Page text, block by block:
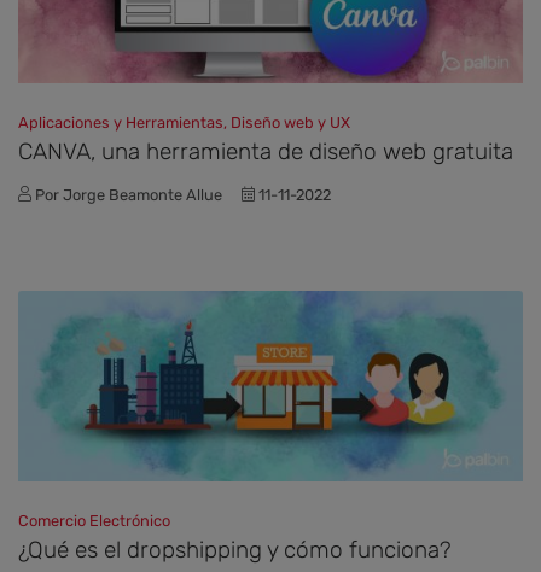
Aplicaciones y Herramientas, Diseño web y UX
CANVA, una herramienta de diseño web gratuita
Por Jorge Beamonte Allue 11-11-2022
Comercio Electrónico
¿Qué es el dropshipping y cómo funciona?